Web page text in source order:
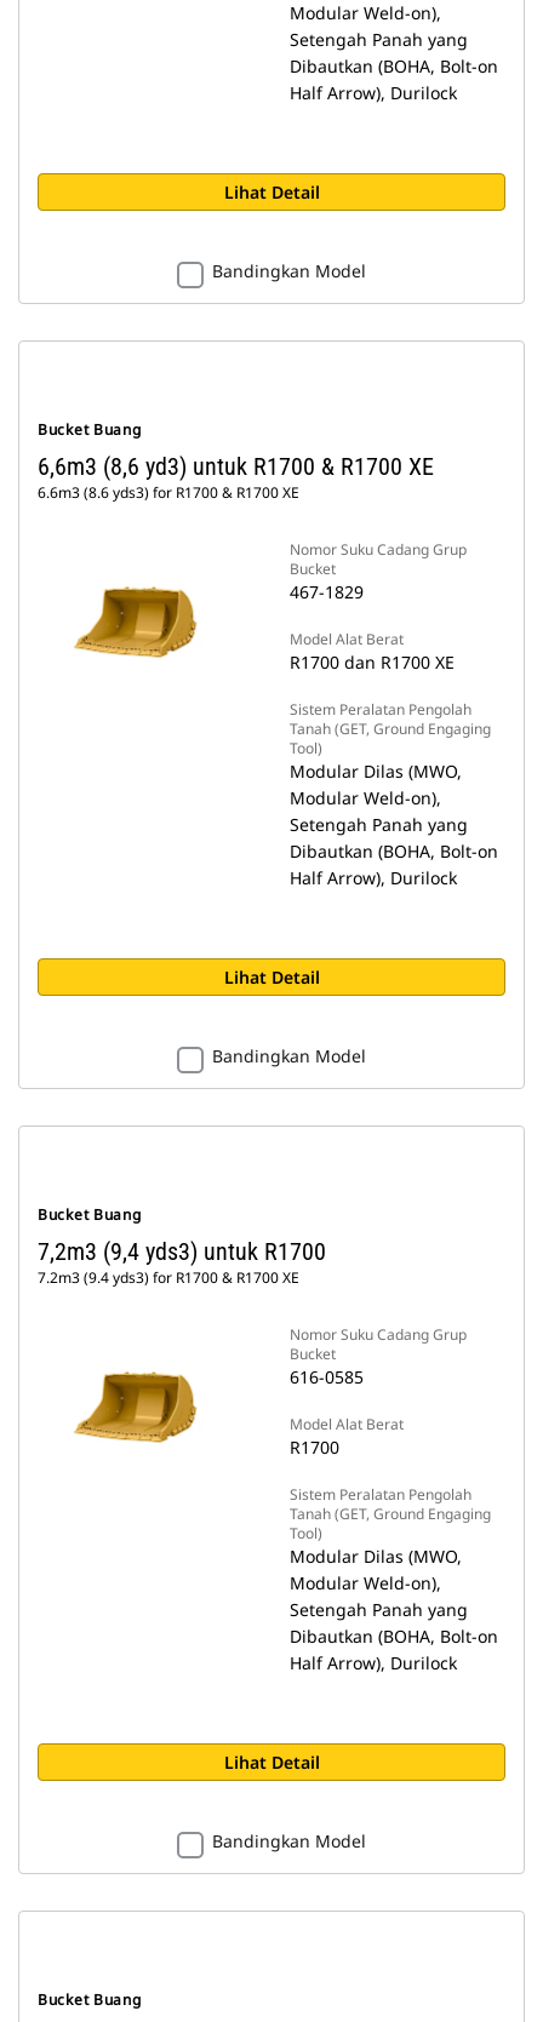
Modular Weld-on),
Setengah Panah yang
Dibautkan (BOHA, Bolt-on
Half Arrow), Durilock
Lihat Detail
Bandingkan Model
Bucket Buang
6,6m3 (8,6 yd3) untuk R1700 & R1700 XE
6.6m3 (8.6 yds3) for R1700 & R1700 XE
Nomor Suku Cadang Grup
Bucket
467-1829
Model Alat Berat
R1700 dan R1700 XE
Sistem Peralatan Pengolah
Tanah (GET, Ground Engaging
Tool)
Modular Dilas (MWO,
Modular Weld-on),
Setengah Panah yang
Dibautkan (BOHA, Bolt-on
Half Arrow), Durilock
Lihat Detail
Bandingkan Model
Bucket Buang
7,2m3 (9,4 yds3) untuk R1700
7.2m3 (9.4 yds3) for R1700 & R1700 XE
Nomor Suku Cadang Grup
Bucket
616-0585
Model Alat Berat
R1700
Sistem Peralatan Pengolah
Tanah (GET, Ground Engaging
Tool)
Modular Dilas (MWO,
Modular Weld-on),
Setengah Panah yang
Dibautkan (BOHA, Bolt-on
Half Arrow), Durilock
Lihat Detail
Bandingkan Model
Bucket Buang